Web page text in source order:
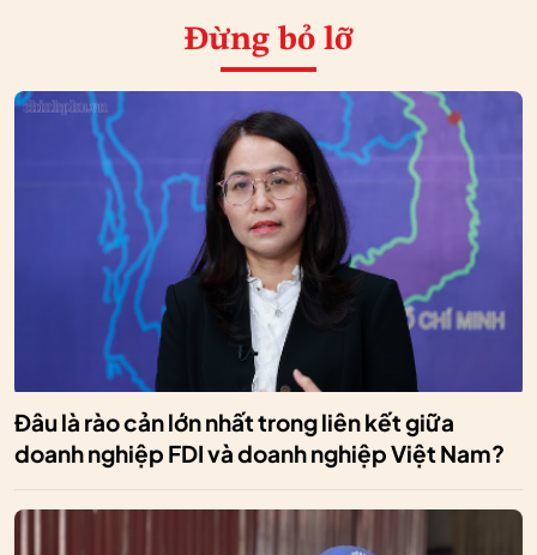
Đừng bỏ lỡ
Đâu là rào cản lớn nhất trong liên kết giữa
doanh nghiệp FDI và doanh nghiệp Việt Nam?